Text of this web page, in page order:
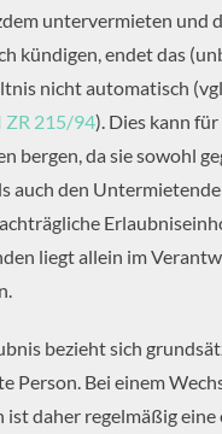
untervermieten und
kündigen, endet das
nicht automatisch
ZR 215/94). Dies kann
bergen, da sie sowohl
auch den
liegt allein im
bezieht sich
Person. Bei einem
daher regelmäßig eine